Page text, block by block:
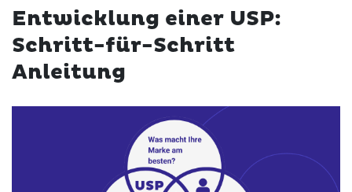
Entwicklung einer USP:
Schritt-für-Schritt
Anleitung